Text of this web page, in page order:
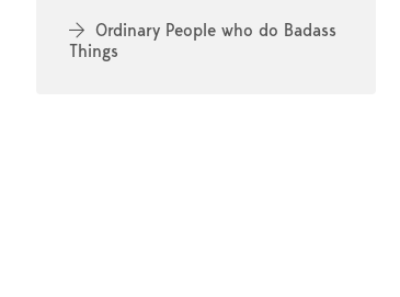
Ordinary People who do Badass
Things